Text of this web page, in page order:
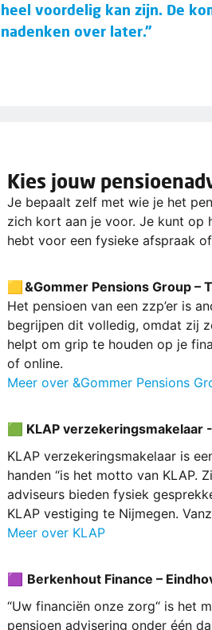
heel voordelig kan zijn. De
nadenken over later."
Kies jouw
Je bepaalt zelf met wie je het
zich kort aan je voor. Je kunt op
hebt voor een fysieke afspraak
🟨 &Gommer Pensions Group –
Het pensioen van een zzp’er is
begrijpen dit volledig, omdat zij
helpt om grip te houden op je
of online.
Meer over &Gommer Pensions
🟩 KLAP verzekeringsmakelaar
KLAP verzekeringsmakelaar is
handen “is het motto van KLAP.
adviseurs bieden fysiek
KLAP vestiging te Nijmegen.
Meer over KLAP
🟪 Berkenhout Finance –
“Uw financiën onze zorg“ is het
pensioen advisering onder één